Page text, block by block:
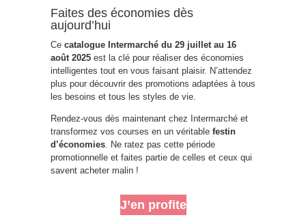
Faites des économies dès
aujourd’hui
Ce catalogue Intermarché du 29 juillet au 16
août 2025 est la clé pour réaliser des économies
intelligentes tout en vous faisant plaisir. N’attendez
plus pour découvrir des promotions adaptées à tous
les besoins et tous les styles de vie.
Rendez-vous dès maintenant chez Intermarché et
transformez vos courses en un véritable festin
d’économies . Ne ratez pas cette période
promotionnelle et faites partie de celles et ceux qui
savent acheter malin !
J’en profite